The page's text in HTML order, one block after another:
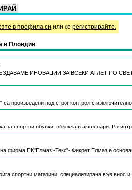
в профила си или се регистрирайте.
в Пловдив
ИНОВАЦИИ ЗА ВСЕКИ АТЛЕТ ПО СВЕТА.
са произведени под строг контрол с
за спортни обувки, облекла и аксесоари.
на фирма ПК"Елмаз -Текс"- Фикрет Елмаз е
спортни магазини, специализирана във внос